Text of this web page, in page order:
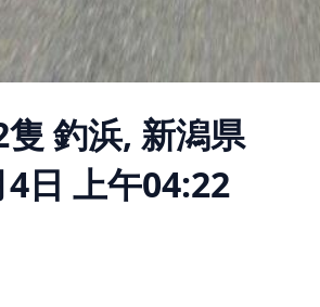
隻釣浜, 新潟県
日 上午04:22